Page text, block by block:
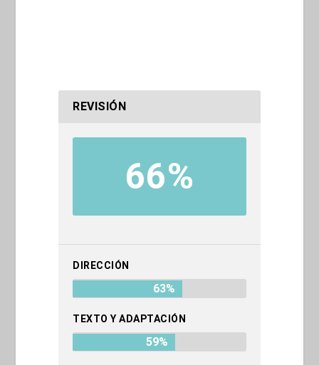
REVISIÓN
66%
DIRECCIÓN
63%
TEXTO Y ADAPTACIÓN
59%